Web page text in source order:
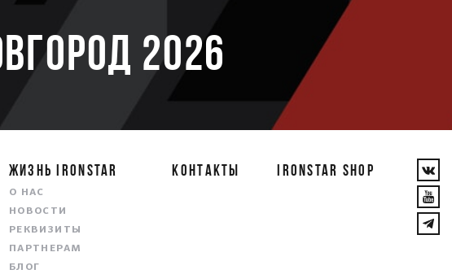
2026
ЖИЗНЬ IRONSTAR
О НАС
НОВОСТИ
РЕКВИЗИТЫ
ПАРТНЕРАМ
БЛОГ
КОНТАКТЫ IRONSTAR SHOP